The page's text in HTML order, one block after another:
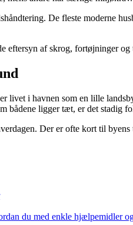
De fleste moderne
eftersyn af skrog, fortøjninger
livet i havnen som en lille
bådene ligger tæt, er det stadig
Der er ofte kort til
du med enkle hjælpemidler